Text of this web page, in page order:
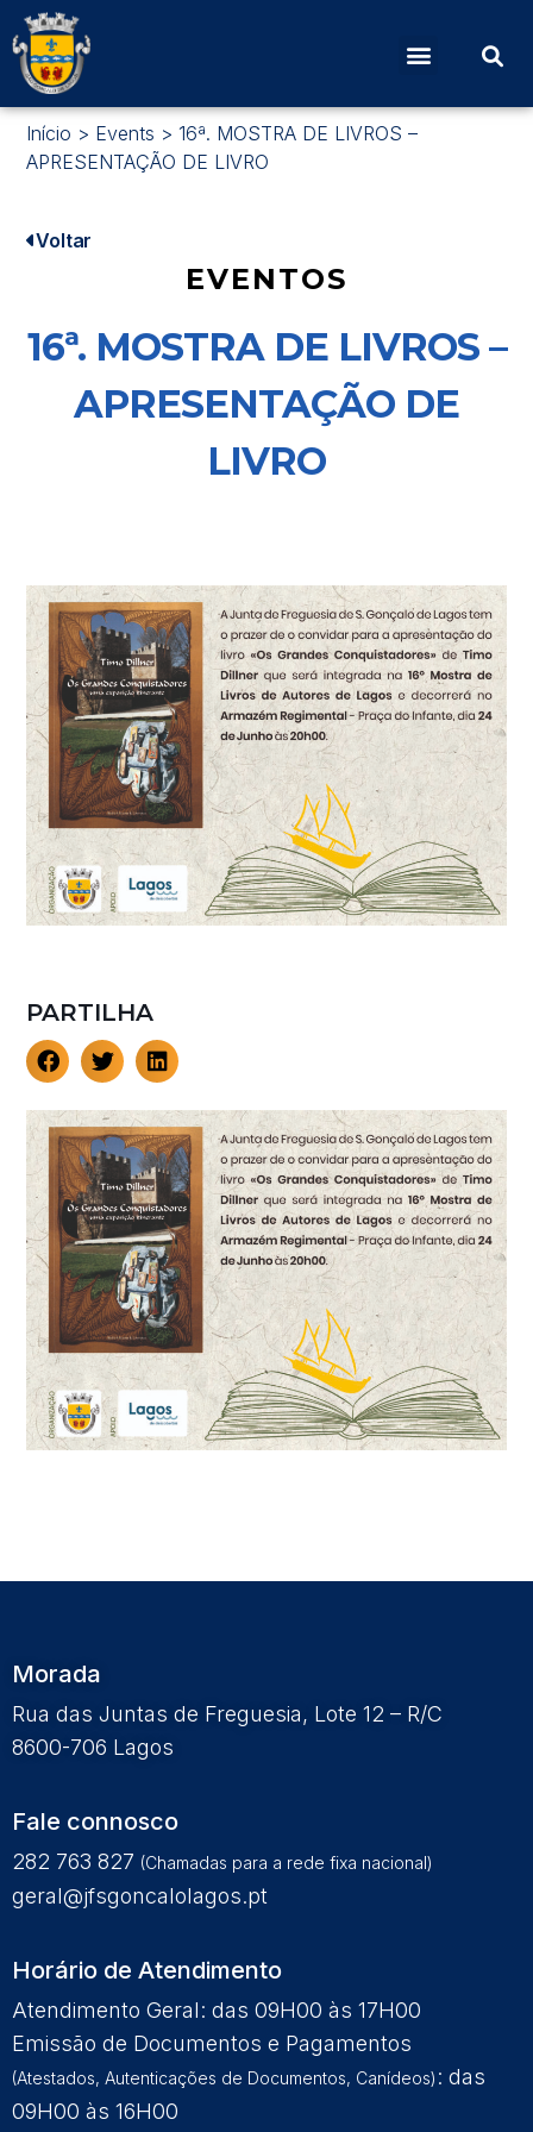
Início > Events > 16ª. MOSTRA DE LIVROS –
APRESENTAÇÃO DE LIVRO
Voltar
EVENTOS
16ª. MOSTRA DE LIVROS –
APRESENTAÇÃO DE
LIVRO
PARTILHA
Morada
Rua das Juntas de Freguesia, Lote 12 – R/C
8600-706 Lagos
Fale connosco
282 763 827 (Chamadas para a rede fixa nacional)
geral@jfsgoncalolagos.pt
Horário de Atendimento
Atendimento Geral: das 09H00 às 17H00
Emissão de Documentos e Pagamentos
(Atestados, Autenticações de Documentos, Canídeos) : das
09H00 às 16H00